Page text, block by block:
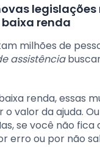
legislações
renda
milhões de
assistência
renda, essas
valor da ajuda.
se você não fica
erro ou por não